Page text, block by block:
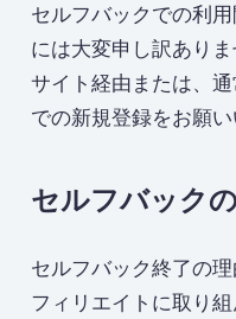
セルフバックでの利
には大変申し訳あり
サイト経由または、
での新規登録をお願い
セルフバック
セルフバック終了の
フィリエイトに取り